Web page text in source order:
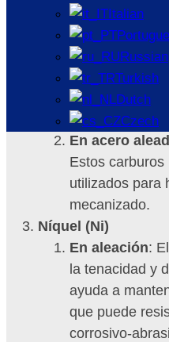
Italian
Russian
Turkish
Dutch
Czech
Cromo (Cr)
En acero
contenido de
corrosión y
adhesión de
de la superficie
En acero
Estos
utilizados para
mecanizado.
Níquel (Ni)
En aleación:
la tenacidad y
ayuda a
que puede
corrosivo-